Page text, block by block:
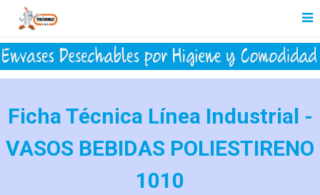
Ficha Técnica Línea Industrial -
VASOS BEBIDAS POLIESTIRENO
1010